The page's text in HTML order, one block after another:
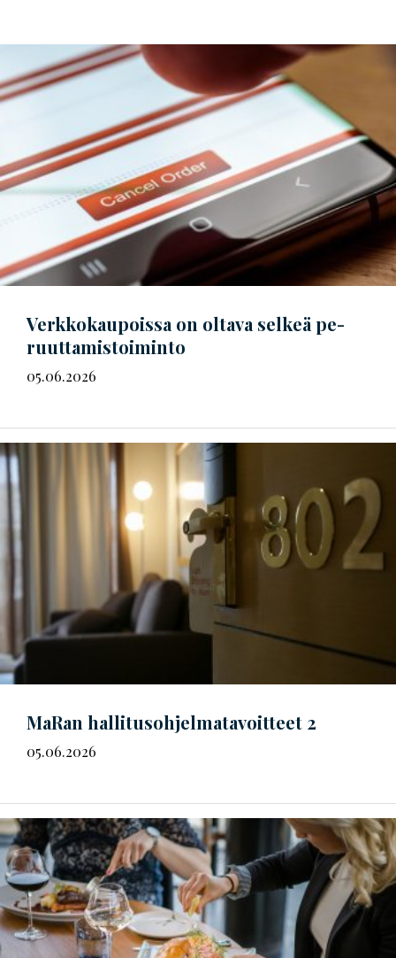
Verkkokaupoissa on oltava selkeä pe­
ruut­ta­mis­toi­min­to
05.06.2026
MaRan hal­li­tus­oh­jel­ma­ta­voit­teet 2
05.06.2026